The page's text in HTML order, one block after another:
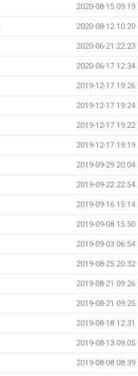
2020-08-15 09:19
2020-08-12 10:20
2020-06-21 22:23
2020-06-17 12:34
2019-12-17 19:26
2019-12-17 19:24
2019-12-17 19:22
2019-12-17 19:19
2019-09-29 20:04
2019-09-22 22:54
2019-09-16 15:14
2019-09-08 15:50
2019-09-03 06:54
2019-08-25 20:32
2019-08-21 09:26
2019-08-21 09:25
2019-08-18 12:31
2019-08-13 09:05
2019-08-08 08:39